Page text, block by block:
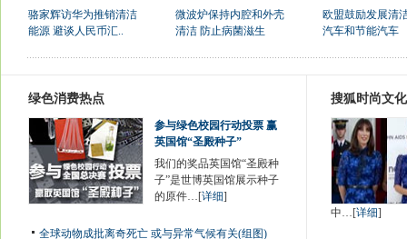
骆家辉访华为推销清洁
能源 避谈人民币汇..
微波炉保持内腔和外壳
清洁 防止病菌滋生
欧盟鼓励发展清
汽车和节能汽车
绿色消费热点
参与绿色校园行动投票 赢
英国馆“圣殿种子”
我们的奖品英国馆“圣殿种
子”是世博英国馆展示种子
的原件…[详细]
全球动物成批离奇死亡 或与异常气候有关(组图)
搜狐时尚文
中…[详细]